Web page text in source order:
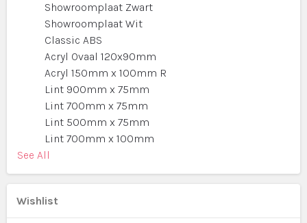
Showroomplaat Zwart
Showroomplaat Wit
Classic ABS
Acryl Ovaal 120x90mm
Acryl 150mm x 100mm R
Lint 900mm x 75mm
Lint 700mm x 75mm
Lint 500mm x 75mm
Lint 700mm x 100mm
See All
Wishlist